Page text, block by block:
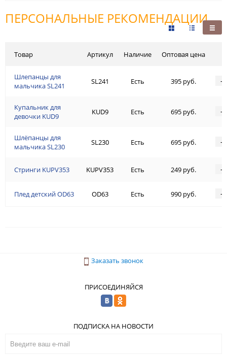
ПЕРСОНАЛЬНЫЕ РЕКОМЕНДАЦИИ
Товар
Шлепанцы для
мальчика SL241
Купальник для
девочки KUD9
Шлёпанцы для
мальчика SL230
Стринги KUPV353
Плед детский OD63
Артикул Наличие Оптовая цена
SL241 Есть 395 руб. -
KUD9 Есть 695 руб. -
SL230 Есть 695 руб. -
KUPV353 Есть 249 руб. -
OD63 Есть 990 руб. -
Заказать звонок
ПРИСОЕДИНЯЙСЯ
ПОДПИСКА НА НОВОСТИ